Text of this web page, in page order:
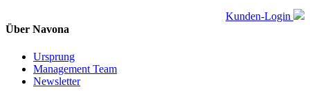
Kunden-Login
Über Navona
Ursprung
Management Team
Newsletter